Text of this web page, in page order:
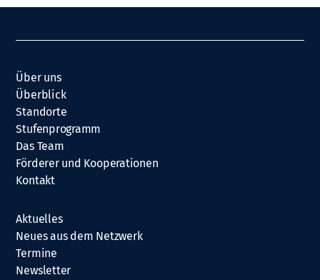
Über uns
Überblick
Standorte
Stufenprogramm
Das Team
Förderer und Kooperationen
Kontakt
Aktuelles
Neues aus dem Netzwerk
Termine
Newsletter